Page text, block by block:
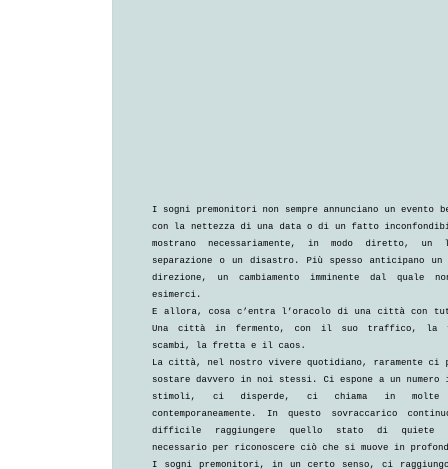
I sogni premonitori non sempre annunciano un evento
con la nettezza di una data o di un fatto
mostrano necessariamente, in modo diretto, un
separazione o un disastro. Più spesso anticipano un
direzione, un cambiamento imminente dal quale
esimerci.
E allora, cosa c’entra l’oracolo di una città con
Una città in fermento, con il suo traffico,
scambi, la fretta e il caos.
La città, nel nostro vivere quotidiano, raramente ci
sostare davvero in noi stessi. Ci espone a un
stimoli, ci disperde, ci chiama in molte
contemporaneamente. In questo sovraccarico
difficile raggiungere quello stato di quiete
necessario per riconoscere ciò che si muove in
I sogni premonitori, in un certo senso, ci